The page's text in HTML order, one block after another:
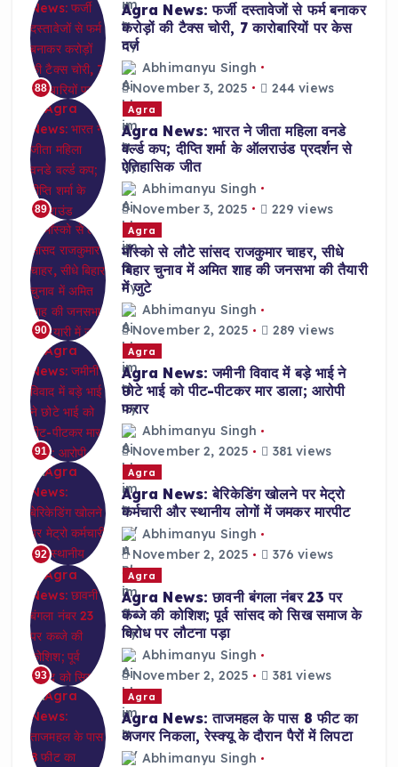
88
Agra News: फर्जी दस्तावेजों से फर्म बनाकर
करोड़ों की टैक्स चोरी, 7 कारोबारियों पर केस
दर्ज
Abhimanyu Singh
November 3, 2025
244 views
89
Agra
Agra News: भारत ने जीता महिला वनडे
वर्ल्ड कप; दीप्ति शर्मा के ऑलराउंड प्रदर्शन से
ऐतिहासिक जीत
Abhimanyu Singh
November 3, 2025
229 views
90
Agra
मॉस्को से लौटे सांसद राजकुमार चाहर, सीधे
बिहार चुनाव में अमित शाह की जनसभा की तैयारी
में जुटे
Abhimanyu Singh
November 2, 2025
289 views
91
Agra
Agra News: जमीनी विवाद में बड़े भाई ने
छोटे भाई को पीट-पीटकर मार डाला; आरोपी
फरार
Abhimanyu Singh
November 2, 2025
381 views
92
Agra
Agra News: बेरिकेडिंग खोलने पर मेट्रो
कर्मचारी और स्थानीय लोगों में जमकर मारपीट
Abhimanyu Singh
November 2, 2025
376 views
93
Agra
Agra News: छावनी बंगला नंबर 23 पर
कब्जे की कोशिश; पूर्व सांसद को सिख समाज के
विरोध पर लौटना पड़ा
Abhimanyu Singh
November 2, 2025
381 views
Agra
Agra News: ताजमहल के पास 8 फीट का
अजगर निकला, रेस्क्यू के दौरान पैरों में लिपटा
Abhimanyu Singh